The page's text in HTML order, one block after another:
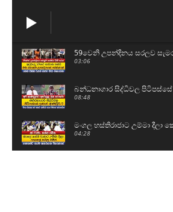
59වෙනි උපන්දිනය සරලව
03:06
බන්ධනාගාර සිද්ධිවල
08:48
මංගල හස්තිරාජාට උම්මා දීලා
04:28